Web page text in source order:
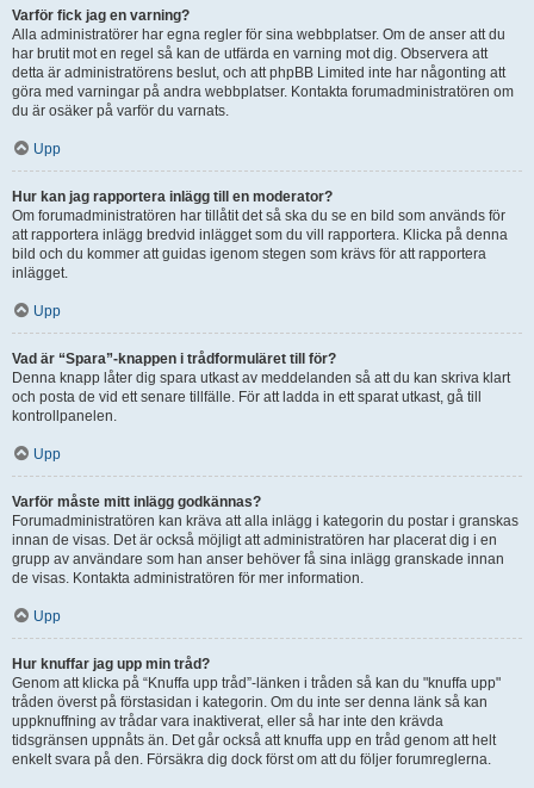
Varför fick jag en varning?
Alla administratörer har egna regler för sina webbplatser. Om de anser att du
har brutit mot en regel så kan de utfärda en varning mot dig. Observera att
detta är administratörens beslut, och att phpBB Limited inte har någonting att
göra med varningar på andra webbplatser. Kontakta forumadministratören om
du är osäker på varför du varnats.
Upp
Hur kan jag rapportera inlägg till en moderator?
Om forumadministratören har tillåtit det så ska du se en bild som används för
att rapportera inlägg bredvid inlägget som du vill rapportera. Klicka på denna
bild och du kommer att guidas igenom stegen som krävs för att rapportera
inlägget.
Upp
Vad är “Spara”-knappen i trådformuläret till för?
Denna knapp låter dig spara utkast av meddelanden så att du kan skriva klart
och posta de vid ett senare tillfälle. För att ladda in ett sparat utkast, gå till
kontrollpanelen.
Upp
Varför måste mitt inlägg godkännas?
Forumadministratören kan kräva att alla inlägg i kategorin du postar i granskas
innan de visas. Det är också möjligt att administratören har placerat dig i en
grupp av användare som han anser behöver få sina inlägg granskade innan
de visas. Kontakta administratören för mer information.
Upp
Hur knuffar jag upp min tråd?
Genom att klicka på “Knuffa upp tråd”-länken i tråden så kan du "knuffa upp"
tråden överst på förstasidan i kategorin. Om du inte ser denna länk så kan
uppknuffning av trådar vara inaktiverat, eller så har inte den krävda
tidsgränsen uppnåts än. Det går också att knuffa upp en tråd genom att helt
enkelt svara på den. Försäkra dig dock först om att du följer forumreglerna.